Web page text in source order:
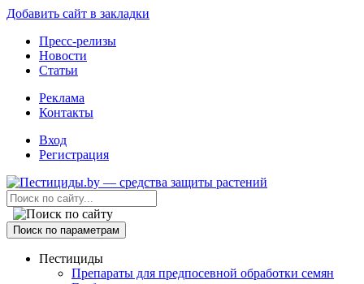
Добавить сайт в закладки
Пресс-релизы
Новости
Статьи
Реклама
Контакты
Вход
Регистрация
Поиск по параметрам
Пестициды
Препараты для предпосевной обработки семян